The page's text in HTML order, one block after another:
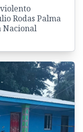
Rodas Palma
Nacional